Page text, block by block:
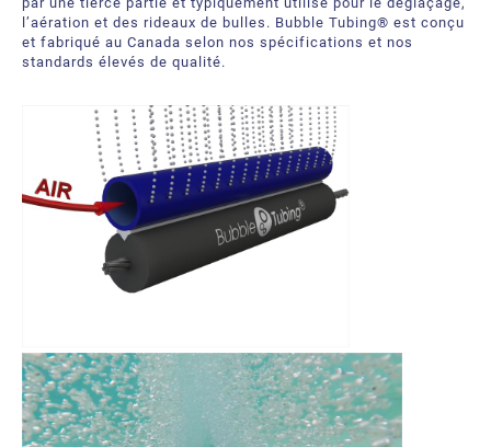
l’aération et des rideaux de bulles. Bubble Tubing® est conçu
et fabriqué au Canada selon nos spécifications et nos
standards élevés de qualité.